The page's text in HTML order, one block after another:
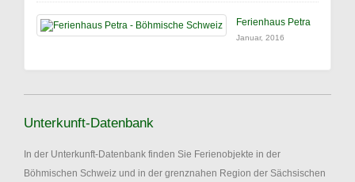
Ferienhaus Petra
Januar, 2016
Unterkunft-Datenbank
In der Unterkunft-Datenbank finden Sie Ferienobjekte in der
Böhmischen Schweiz und in der grenznahen Region der Sächsischen